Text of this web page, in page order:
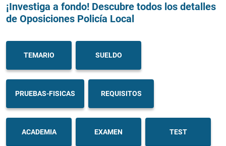
¡Investiga a fondo! Descubre todos los detalles
de Oposiciones Policía Local
TEMARIO SUELDO
PRUEBAS-FISICAS REQUISITOS
ACADEMIA EXAMEN TEST